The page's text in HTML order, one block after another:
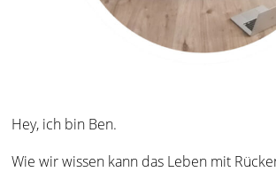
Hey, ich bin Ben.
Wie wir wissen kann das Leben mit